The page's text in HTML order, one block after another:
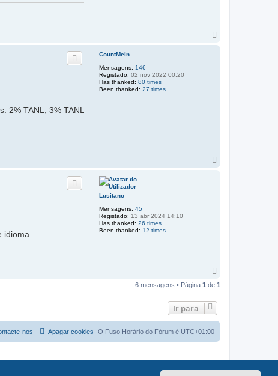
CountMeIn
Mensagens: 146
Registado: 02 nov 2022 00:20
Has thanked: 80 times
Been thanked: 27 times
2% TANL, 3% TANL
Lusitano
Mensagens: 45
Registado: 13 abr 2024 14:10
Has thanked: 26 times
Been thanked: 12 times
idioma.
p
6 mensagens • Página 1 de 1
Ir para
O Fuso Horário do Fórum é UTC+01:00
Apagar cookies
nos